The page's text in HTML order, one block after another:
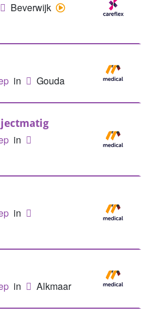
Beverwijk
in Gouda
in
in
in Alkmaar